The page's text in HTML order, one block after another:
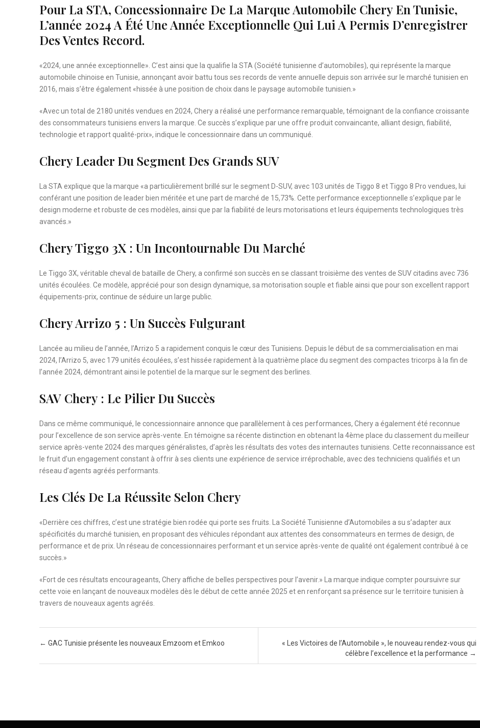
Pour La STA, Concessionnaire De La Marque Automobile Chery En Tunisie,
L’année 2024 A Été Une Année Exceptionnelle Qui Lui A Permis D’enregistrer
Des Ventes Record.
«2024, une année exceptionnelle». C’est ainsi que la qualifie la STA (Société tunisienne d’automobiles), qui représente la marque
automobile chinoise en Tunisie, annonçant avoir battu tous ses records de vente annuelle depuis son arrivée sur le marché tunisien en
2016, mais s’être également «hissée à une position de choix dans le paysage automobile tunisien.»
«Avec un total de 2180 unités vendues en 2024, Chery a réalisé une performance remarquable, témoignant de la confiance croissante
des consommateurs tunisiens envers la marque. Ce succès s’explique par une offre produit convaincante, alliant design, fiabilité,
technologie et rapport qualité-prix», indique le concessionnaire dans un communiqué.
Chery Leader Du Segment Des Grands SUV
La STA explique que la marque «a particulièrement brillé sur le segment D-SUV, avec 103 unités de Tiggo 8 et Tiggo 8 Pro vendues, lui
conférant une position de leader bien méritée et une part de marché de 15,73%. Cette performance exceptionnelle s’explique par le
design moderne et robuste de ces modèles, ainsi que par la fiabilité de leurs motorisations et leurs équipements technologiques très
avancés.»
Chery Tiggo 3X : Un Incontournable Du Marché
Le Tiggo 3X, véritable cheval de bataille de Chery, a confirmé son succès en se classant troisième des ventes de SUV citadins avec 736
unités écoulées. Ce modèle, apprécié pour son design dynamique, sa motorisation souple et fiable ainsi que pour son excellent rapport
équipements-prix, continue de séduire un large public.
Chery Arrizo 5 : Un Succès Fulgurant
Lancée au milieu de l’année, l’Arrizo 5 a rapidement conquis le cœur des Tunisiens. Depuis le début de sa commercialisation en mai
2024, l’Arrizo 5, avec 179 unités écoulées, s’est hissée rapidement à la quatrième place du segment des compactes tricorps à la fin de
l’année 2024, démontrant ainsi le potentiel de la marque sur le segment des berlines.
SAV Chery : Le Pilier Du Succès
Dans ce même communiqué, le concessionnaire annonce que parallèlement à ces performances, Chery a également été reconnue
pour l’excellence de son service après-vente. En témoigne sa récente distinction en obtenant la 4ème place du classement du meilleur
service après-vente 2024 des marques généralistes, d’après les résultats des votes des internautes tunisiens. Cette reconnaissance est
le fruit d’un engagement constant à offrir à ses clients une expérience de service irréprochable, avec des techniciens qualifiés et un
réseau d’agents agréés performants.
Les Clés De La Réussite Selon Chery
«Derrière ces chiffres, c’est une stratégie bien rodée qui porte ses fruits. La Société Tunisienne d’Automobiles a su s’adapter aux
spécificités du marché tunisien, en proposant des véhicules répondant aux attentes des consommateurs en termes de design, de
performance et de prix. Un réseau de concessionnaires performant et un service après-vente de qualité ont également contribué à ce
succès.»
«Fort de ces résultats encourageants, Chery affiche de belles perspectives pour l’avenir.» La marque indique compter poursuivre sur
cette voie en lançant de nouveaux modèles dès le début de cette année 2025 et en renforçant sa présence sur le territoire tunisien à
travers de nouveaux agents agréés.
Post navigation
← GAC Tunisie présente les nouveaux Emzoom et Emkoo
« Les Victoires de l’Automobile », le nouveau rendez-vous qui
célèbre l’excellence et la performance →